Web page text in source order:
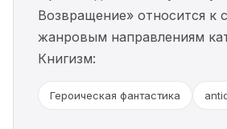
Возвращение» относится к
жанровым направлениям
Книгизм:
Героическая фантастика